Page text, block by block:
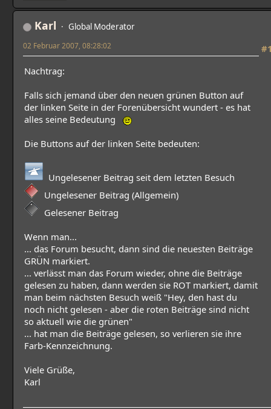
Karl Global Moderator
02 Februar 2007, 08:28:02
Nachtrag:
Falls sich jemand über den neuen grünen Button auf
der linken Seite in der Forenübersicht wundert - es hat
alles seine Bedeutung
Die Buttons auf der linken Seite bedeuten:
Ungelesener Beitrag seit dem letzten Besuch
Ungelesener Beitrag (Allgemein)
Gelesener Beitrag
Wenn man...
... das Forum besucht, dann sind die neuesten Beiträge
GRÜN markiert.
... verlässt man das Forum wieder, ohne die Beiträge
gelesen zu haben, dann werden sie ROT markiert, damit
man beim nächsten Besuch weiß "Hey, den hast du
noch nicht gelesen - aber die roten Beiträge sind nicht
so aktuell wie die grünen"
... hat man die Beiträge gelesen, so verlieren sie ihre
Farb-Kennzeichnung.
Viele Grüße,
Karl